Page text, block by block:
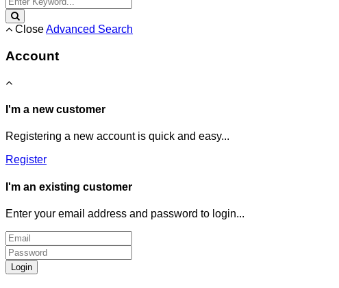
CloseAdvanced Search
Account
I'm a new customer
Registering a new account is quick and easy...
Register
I'm an existing customer
Enter your email address and password to login...
Login